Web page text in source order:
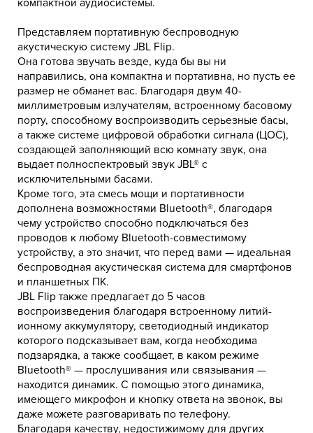
компактной аудиосистемы.
Представляем портативную беспроводную
акустическую систему JBL Flip.
Она готова звучать везде, куда бы вы ни
направились, она компактна и портативна, но пусть ее
размер не обманет вас. Благодаря двум 40-
миллиметровым излучателям, встроенному басовому
порту, способному воспроизводить серьезные басы,
а также системе цифровой обработки сигнала (ЦОС),
создающей заполняющий всю комнату звук, она
выдает полноспектровый звук JBL® с
исключительными басами.
Кроме того, эта смесь мощи и портативности
дополнена возможностями Bluetooth®, благодаря
чему устройство способно подключаться без
проводов к любому Bluetooth-совместимому
устройству, а это значит, что перед вами — идеальная
беспроводная акустическая система для смартфонов
и планшетных ПК.
JBL Flip также предлагает до 5 часов
воспроизведения благодаря встроенному литий-
ионному аккумулятору, светодиодный индикатор
которого подсказывает вам, когда необходима
подзарядка, а также сообщает, в каком режиме
Bluetooth® — прослушивания или связывания —
находится динамик. С помощью этого динамика,
имеющего микрофон и кнопку ответа на звонок, вы
даже можете разговаривать по телефону.
Благодаря качеству, недостижимому для других